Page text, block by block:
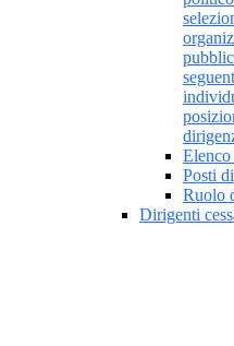
Posti
Ruolo
Dirigenti